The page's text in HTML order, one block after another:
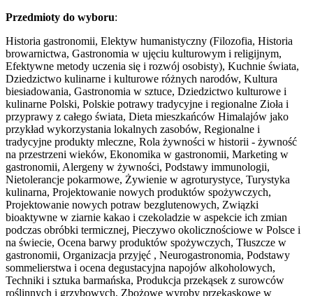
Przedmioty do wyboru:
Historia gastronomii, Elektyw humanistyczny (Filozofia, Historia
browarnictwa, Gastronomia w ujęciu kulturowym i religijnym,
Efektywne metody uczenia się i rozwój osobisty), Kuchnie świata,
Dziedzictwo kulinarne i kulturowe różnych narodów, Kultura
biesiadowania, Gastronomia w sztuce, Dziedzictwo kulturowe i
kulinarne Polski, Polskie potrawy tradycyjne i regionalne Zioła i
przyprawy z całego świata, Dieta mieszkańców Himalajów jako
przykład wykorzystania lokalnych zasobów, Regionalne i
tradycyjne produkty mleczne, Rola żywności w historii - żywność
na przestrzeni wieków, Ekonomika w gastronomii, Marketing w
gastronomii, Alergeny w żywności, Podstawy immunologii,
Nietolerancje pokarmowe, Żywienie w agroturystyce, Turystyka
kulinarna, Projektowanie nowych produktów spożywczych,
Projektowanie nowych potraw bezglutenowych, Związki
bioaktywne w ziarnie kakao i czekoladzie w aspekcie ich zmian
podczas obróbki termicznej, Pieczywo okolicznościowe w Polsce i
na świecie, Ocena barwy produktów spożywczych, Tłuszcze w
gastronomii, Organizacja przyjęć , Neurogastronomia, Podstawy
sommelierstwa i ocena degustacyjna napojów alkoholowych,
Techniki i sztuka barmańska, Produkcja przekąsek z surowców
roślinnych i grzybowych, Zbożowe wyroby przekąskowe w